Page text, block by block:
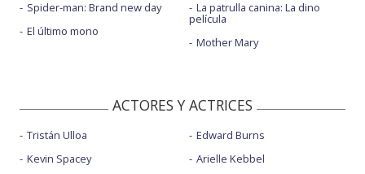
Spider-man: Brand new day
El último mono
La patrulla canina: La dino
película
Mother Mary
ACTORES Y ACTRICES
Tristán Ulloa
Kevin Spacey
Edward Burns
Arielle Kebbel